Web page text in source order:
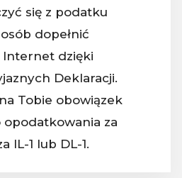
się z podatku
dopełnić
dzięki
Deklaracji.
Tobie obowiązek
opodatkowania za
IL-1 lub DL-1.